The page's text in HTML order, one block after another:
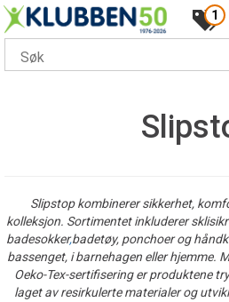
1
Slipstop kombinerer sikkerhet,
kolleksjon. Sortimentet inkluderer
badesokker,badetøy, ponchoer og
bassenget, i barnehagen eller hjemme.
Oeko-Tex-sertifisering er produktene
laget av resirkulerte materialer og